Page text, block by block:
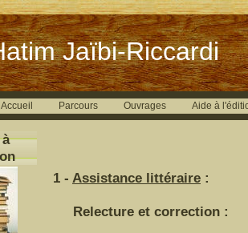
Jaïbi-Riccardi
Accueil Parcours Ouvrages Aide à
1 - Assistance littéraire :
Relecture et correction :